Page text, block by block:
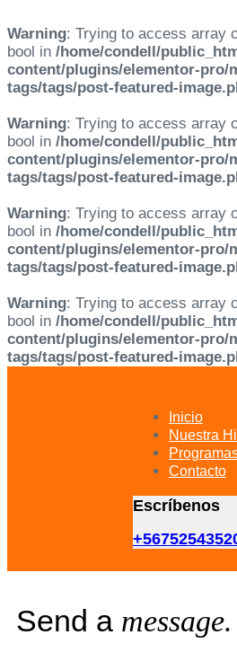
Warning: Trying to access array
bool in /home/condell/
content/plugins/elementor-pro/
tags/tags/post-featured-
Warning: Trying to access array
bool in /home/condell/
content/plugins/elementor-pro/
tags/tags/post-featured-
Warning: Trying to access array
bool in /home/condell/
content/plugins/elementor-pro/
tags/tags/post-featured-
Warning: Trying to access array
bool in /home/condell/
content/plugins/elementor-pro/
tags/tags/post-featured-
Inicio
Nuestra
Contacto
Escríbenos
Send a message.